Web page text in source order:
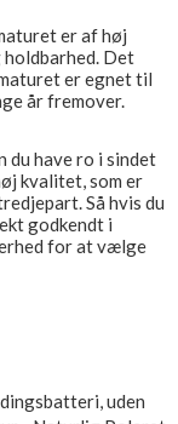
er af høj
Det
er egnet til
år fremover.
du have ro i sindet
kvalitet, som er
Så hvis du
godkendt i
for at vælge
uden